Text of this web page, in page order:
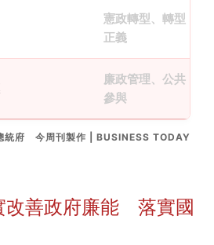
憲政轉型、轉型
正義
廉政管理、公共
參與
統府 今周刊製作 | BUSINESS TODAY
改善政府廉能 落實國